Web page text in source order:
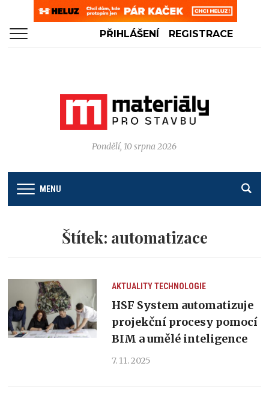
PŘIHLÁŠENÍ REGISTRACE
Pondělí, 10 srpna 2026
MENU
Štítek: automatizace
AKTUALITYTECHNOLOGIE
HSF System automatizuje
projekční procesy pomocí
BIM a umělé inteligence
7. 11. 2025